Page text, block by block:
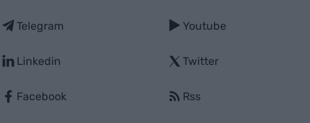
Telegram
Linkedin
Facebook
Youtube
Twitter
Rss